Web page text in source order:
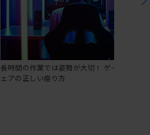
長時間の作業では姿勢が大切！ ゲーミングチ
ェアの正しい座り方